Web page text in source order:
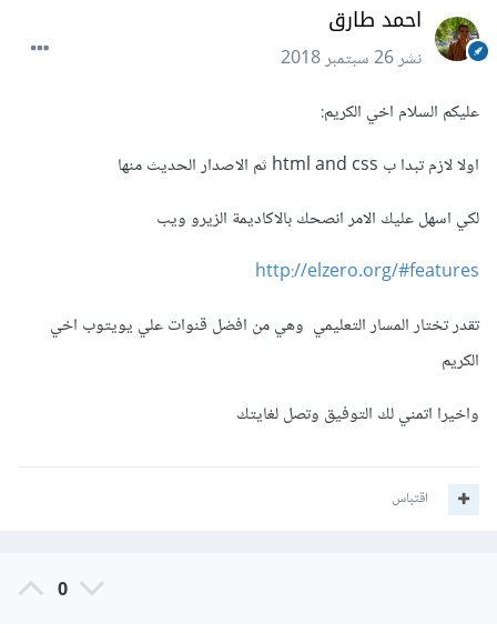
احمد طارق
نشر26 سبتمبر 2018
عليكم السلام اخي الكريم:
اولا لازم تبدا ب html and css ثم الاصدار الحديث منها
لكي اسهل عليك الامر انصحك بالاكاديمة الزيرو ويب
http://elzero.org/#features
تقدر تختار المسار التعليمي وهي من افضل قنوات علي يويتوب اخي
الكريم
واخيرا اتمني لك التوفيق وتصل لغايتك
اقتباس
0